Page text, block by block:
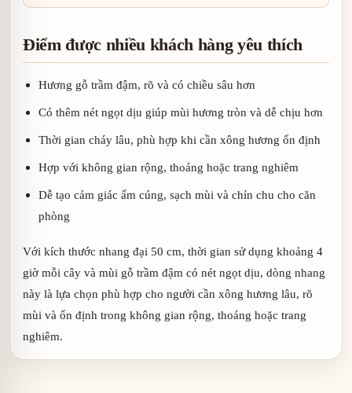
Điểm được nhiều khách hàng yêu thích
Hương gỗ trầm đậm, rõ và có chiều sâu hơn
Có thêm nét ngọt dịu giúp mùi hương tròn và dễ chịu hơn
Thời gian cháy lâu, phù hợp khi cần xông hương ổn định
Hợp với không gian rộng, thoáng hoặc trang nghiêm
Dễ tạo cảm giác ấm cúng, sạch mùi và chỉn chu cho căn
phòng
Với kích thước nhang đại 50 cm, thời gian sử dụng khoảng 4
giờ mỗi cây và mùi gỗ trầm đậm có nét ngọt dịu, dòng nhang
này là lựa chọn phù hợp cho người cần xông hương lâu, rõ
mùi và ổn định trong không gian rộng, thoáng hoặc trang
nghiêm.